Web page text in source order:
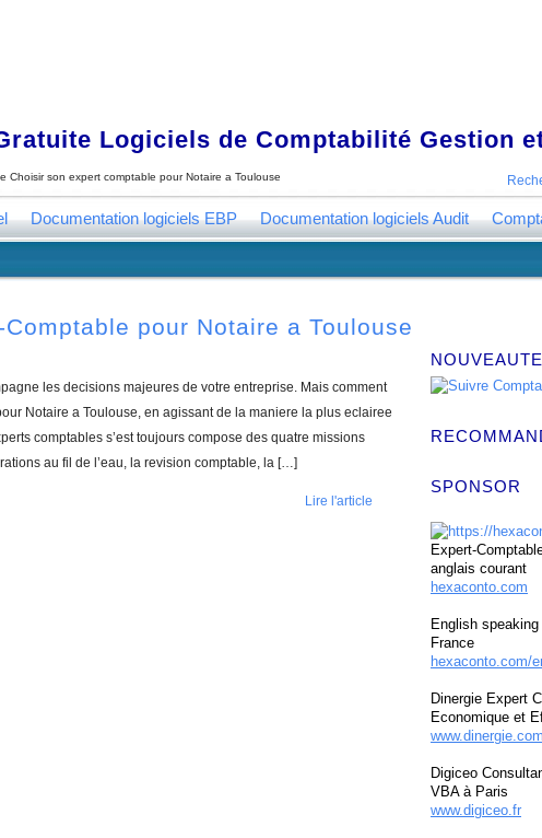
Logiciels de Comptabilité Gestion
Choisir son expert comptable pour Notaire a Toulouse
Documentation logiciels EBP Documentation logiciels Audit
pour Notaire a Toulouse
les decisions majeures de votre entreprise. Mais comment
Notaire a Toulouse, en agissant de la maniere la plus eclairee
comptables s’est toujours compose des quatre missions
au fil de l’eau, la revision comptable, la […]
Lire l'article
SPONSOR
Expert-
anglais courant
hexaconto.com
English
France
hexaconto.com/
Dinergie Expert
Economique et
www.dinergie.com
Digiceo
VBA à Paris
www.digiceo.fr